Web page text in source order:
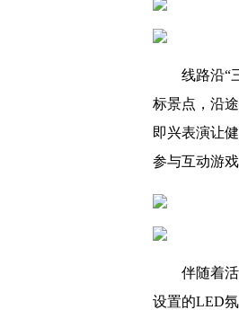
线路沿“
标景点，沿
即兴表演让
参与互动游戏
伴随着
设置的LED